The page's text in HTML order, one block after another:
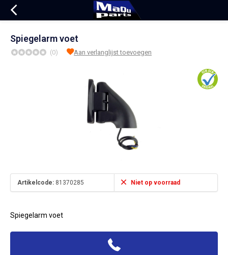
Spiegelarm voet
(0) Aan verlanglijst toevoegen
Artikelcode: 81370285 Niet op voorraad
Spiegelarm voet